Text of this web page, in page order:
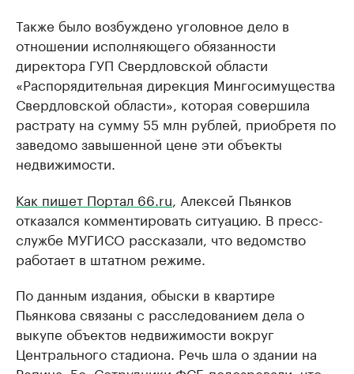
Также было возбуждено уголовное дело в
отношении исполняющего обязанности
директора ГУП Свердловской области
«Распорядительная дирекция Мингосимущества
Свердловской области», которая совершила
растрату на сумму 55 млн рублей, приобретя по
заведомо завышенной цене эти объекты
недвижимости.
Как пишет Портал 66.ru , Алексей Пьянков
отказался комментировать ситуацию. В пресс-
службе МУГИСО рассказали, что ведомство
работает в штатном режиме.
По данным издания, обыски в квартире
Пьянкова связаны с расследованием дела о
выкупе объектов недвижимости вокруг
Центрального стадиона. Речь шла о здании на